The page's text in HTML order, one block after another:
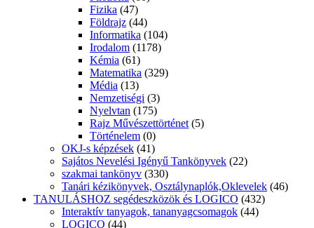
Fizika (47)
Földrajz (44)
Informatika (104)
Irodalom (1178)
Kémia (61)
Matematika (329)
Média (13)
Nemzetiségi (3)
Nyelvtan (175)
Rajz Művészettörténet (5)
Történelem (0)
OKJ-s képzések (41)
Sajátos Nevelési Igényű Tankönyvek (22)
szakmai tankönyv (330)
Tanári kézikönyvek, Osztálynaplók,Oklevelek (46)
TANULÁSHOZ segédeszközök és LOGICO (432)
Interaktív tanyagok, tananyagcsomagok (44)
LOGICO (44)